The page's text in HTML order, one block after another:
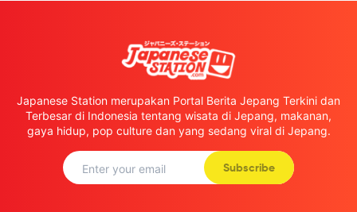
Japanese Station merupakan Portal Berita Jepang Terkini dan
Terbesar di Indonesia tentang wisata di Jepang, makanan,
gaya hidup, pop culture dan yang sedang viral di Jepang.
Subscribe